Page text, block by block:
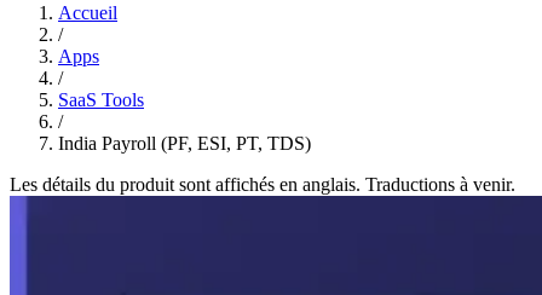
Accueil
/
Apps
/
SaaS Tools
/
India Payroll (PF, ESI, PT, TDS)
Les détails du produit sont affichés en anglais. Traductions à venir.